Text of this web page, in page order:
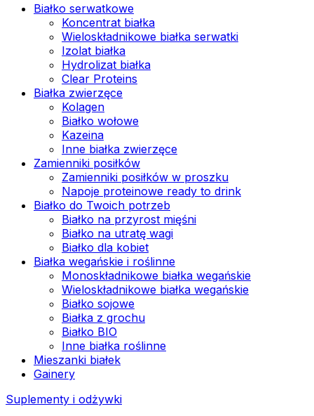
Białko serwatkowe
Koncentrat białka
Wieloskładnikowe białka serwatki
Izolat białka
Hydrolizat białka
Clear Proteins
Białka zwierzęce
Kolagen
Białko wołowe
Kazeina
Inne białka zwierzęce
Zamienniki posiłków
Zamienniki posiłków w proszku
Napoje proteinowe ready to drink
Białko do Twoich potrzeb
Białko na przyrost mięśni
Białko na utratę wagi
Białko dla kobiet
Białka wegańskie i roślinne
Monoskładnikowe białka wegańskie
Wieloskładnikowe białka wegańskie
Białko sojowe
Białka z grochu
Białko BIO
Inne białka roślinne
Mieszanki białek
Gainery
Suplementy i odżywki